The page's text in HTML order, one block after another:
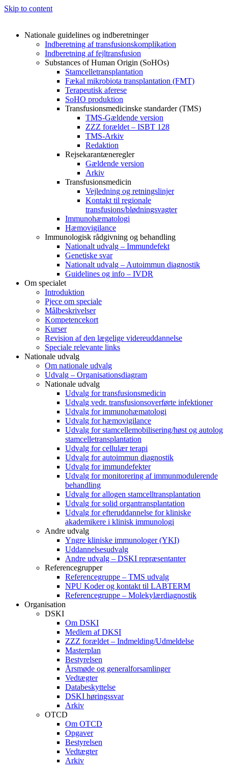
Skip to content
Nationale guidelines og indberetninger
Indberetning af transfusionskomplikation
Indberetning af fejltransfusion
Substances of Human Origin (SoHOs)
Stamcelletransplantation
Fækal mikrobiota transplantation (FMT)
Terapeutisk aferese
SoHO produktion
Transfusionsmedicinske standarder (TMS)
TMS-Gældende version
ZZZ forældet – ISBT 128
TMS-Arkiv
Redaktion
Rejsekarantæneregler
Gældende version
Arkiv
Transfusionsmedicin
Vejledning og retningslinjer
Kontakt til regionale
transfusions/blødningsvagter
Immunohæmatologi
Hæmovigilance
Immunologisk rådgivning og behandling
Nationalt udvalg – Immundefekt
Genetiske svar
Nationalt udvalg – Autoimmun diagnostik
Guidelines og info – IVDR
Om specialet
Introduktion
Pjece om speciale
Målbeskrivelser
Kompetencekort
Kurser
Revision af den lægelige videreuddannelse
Speciale relevante links
Nationale udvalg
Om nationale udvalg
Udvalg – Organisationsdiagram
Nationale udvalg
Udvalg for transfusionsmedicin
Udvalg vedr. transfusionsoverførte infektioner
Udvalg for immunohæmatologi
Udvalg for hæmovigilance
Udvalg for stamcellemobilisering/høst og autolog
stamcelletransplantation
Udvalg for cellulær terapi
Udvalg for autoimmun diagnostik
Udvalg for immundefekter
Udvalg for monitorering af immunmodulerende
behandling
Udvalg for allogen stamcelltransplantation
Udvalg for solid organtransplantation
Udvalg for efteruddannelse for kliniske
akademikere i klinisk immunologi
Andre udvalg
Yngre kliniske immunologer (YKI)
Uddannelsesudvalg
Andre udvalg – DSKI repræsentanter
Referencegrupper
Referencegruppe – TMS udvalg
NPU Koder og kontakt til LABTERM
Referencegruppe – Molekylærdiagnostik
Organisation
DSKI
Om DSKI
Medlem af DKSI
ZZZ forældet – Indmelding/Udmeldelse
Masterplan
Bestyrelsen
Årsmøde og generalforsamlinger
Vedtægter
Databeskyttelse
DSKI høringssvar
Arkiv
OTCD
Om OTCD
Opgaver
Bestyrelsen
Vedtægter
Arkiv